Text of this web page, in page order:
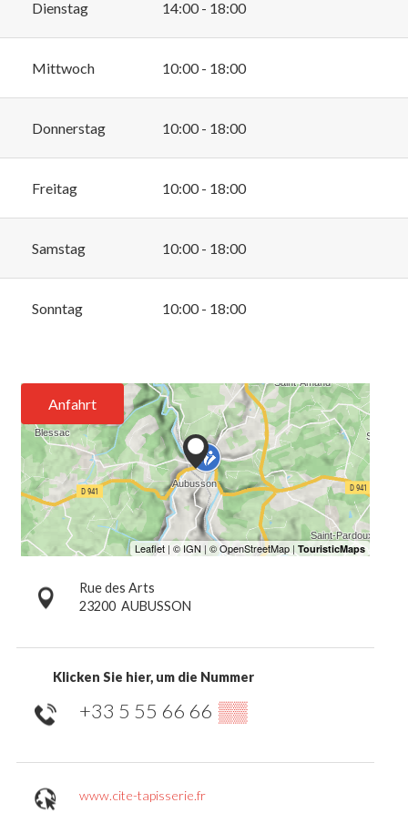
Dienstag 14:00 - 18:00
Mittwoch 10:00 - 18:00
Donnerstag 10:00 - 18:00
Freitag 10:00 - 18:00
Samstag 10:00 - 18:00
Sonntag 10:00 - 18:00
Anfahrt
Rue des Arts
23200 AUBUSSON
Klicken Sie hier, um die Nummer
+33 5 55 66 66 ▒▒
www.cite-tapisserie.fr